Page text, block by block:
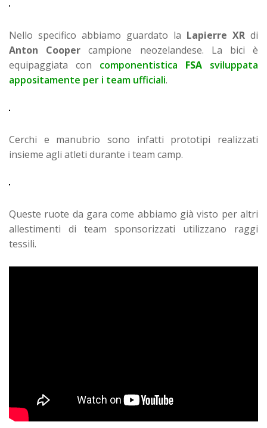
Nello specifico abbiamo guardato la Lapierre XR di
Anton Coopercampione neozelandese. La bici è
equipaggiata con componentistica FSA sviluppata
appositamente per i team ufficiali.
Cerchi e manubrio sono infatti prototipi realizzati
insieme agli atleti durante i team camp.
Queste ruote da gara come abbiamo già visto per altri
allestimenti di team sponsorizzati utilizzano raggi
tessili.